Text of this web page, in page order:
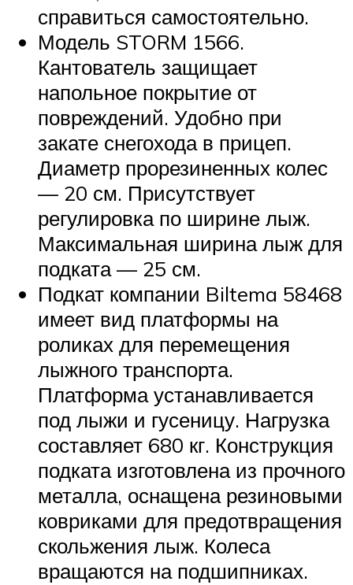
справиться самостоятельно.
Модель STORM 1566.
Кантователь защищает
напольное покрытие от
повреждений. Удобно при
закате снегохода в прицеп.
Диаметр прорезиненных колес
— 20 см. Присутствует
регулировка по ширине лыж.
Максимальная ширина лыж для
подката — 25 см.
Подкат компании Biltema 58468
имеет вид платформы на
роликах для перемещения
лыжного транспорта.
Платформа устанавливается
под лыжи и гусеницу. Нагрузка
составляет 680 кг. Конструкция
подката изготовлена из прочного
металла, оснащена резиновыми
ковриками для предотвращения
скольжения лыж. Колеса
вращаются на подшипниках.